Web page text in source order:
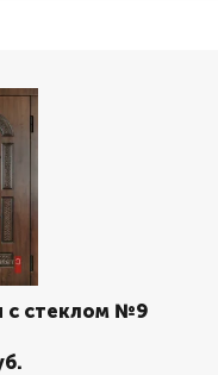
с стеклом №9